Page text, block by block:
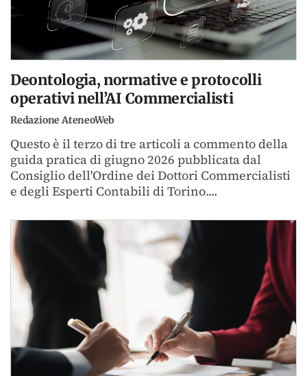
Deontologia, normative e protocolli
operativi nell’AI Commercialisti
Redazione AteneoWeb
Questo è il terzo di tre articoli a commento della
guida pratica di giugno 2026 pubblicata dal
Consiglio dell'Ordine dei Dottori Commercialisti
e degli Esperti Contabili di Torino....